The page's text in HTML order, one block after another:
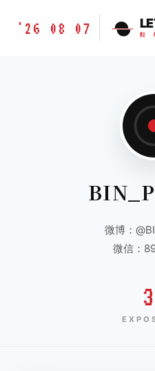
胶
'26 08 07 胶
微博：
微信：